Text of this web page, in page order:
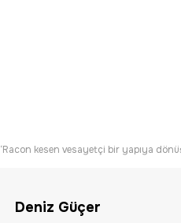
‘Racon kesen vesayetçi bir yapıya
Deniz Güçer